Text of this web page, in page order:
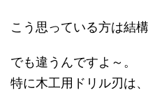
こう思っている方は結
でも違うんですよ～。
特に木工用ドリル刃は